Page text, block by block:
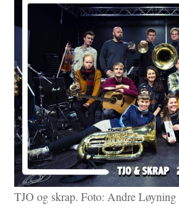
TJO og skrap. Foto: Andre Løyning